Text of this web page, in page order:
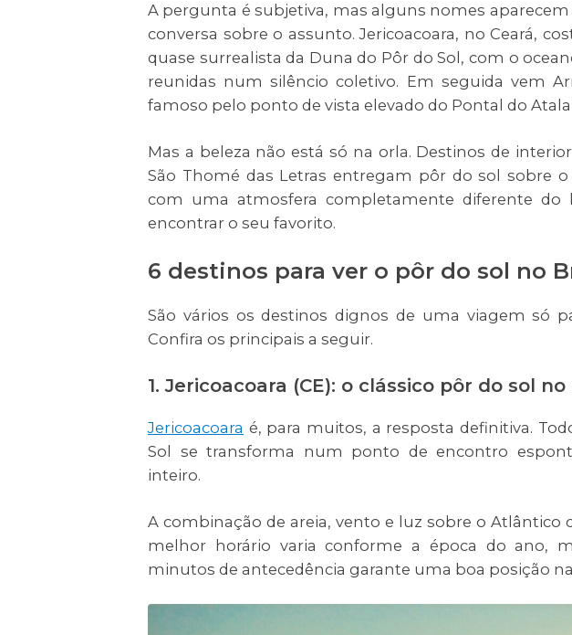
A pergunta é subjetiva, mas alguns nomes
conversa sobre o assunto. Jericoacoara, no Ceará,
quase surrealista da Duna do Pôr do Sol, com o
reunidas num silêncio coletivo. Em seguida vem
famoso pelo ponto de vista elevado do Pontal do
Mas a beleza não está só na orla. Destinos de
São Thomé das Letras entregam pôr do sol sobre
com uma atmosfera completamente diferente do
encontrar o seu favorito.
6 destinos para ver o pôr do sol no
São vários os destinos dignos de uma viagem só
Confira os principais a seguir.
1. Jericoacoara (CE): o clássico pôr do sol
Jericoacoara é, para muitos, a resposta definitiva.
Sol se transforma num ponto de encontro
inteiro.
A combinação de areia, vento e luz sobre o Atlântico
melhor horário varia conforme a época do ano,
minutos de antecedência garante uma boa posição